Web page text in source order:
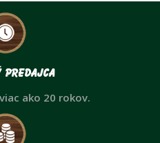
predajca
ako 20 rokov.